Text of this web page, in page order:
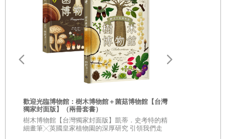
歡迎光臨博物館：樹木博物館＋菌菇博物館【台灣
獨家封面版】（兩冊套書）
樹木博物館【台灣獨家封面版】凱蒂．史考特的精
細畫筆╳英國皇家植物園的深厚研究 引領我們走